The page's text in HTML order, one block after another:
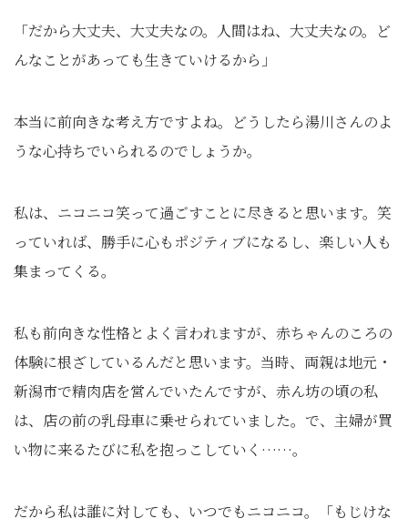
「だから大丈夫、大丈夫なの。人間はね、大丈夫なの。ど
んなことがあっても生きていけるから」
本当に前向きな考え方ですよね。どうしたら湯川さんのよ
うな心持ちでいられるのでしょうか。
私は、ニコニコ笑って過ごすことに尽きると思います。笑
っていれば、勝手に心もポジティブになるし、楽しい人も
集まってくる。
私も前向きな性格とよく言われますが、赤ちゃんのころの
体験に根ざしているんだと思います。当時、両親は地元・
新潟市で精肉店を営んでいたんですが、赤ん坊の頃の私
は、店の前の乳母車に乗せられていました。で、主婦が買
い物に来るたびに私を抱っこしていく……。
だから私は誰に対しても、いつでもニコニコ。「もじけな